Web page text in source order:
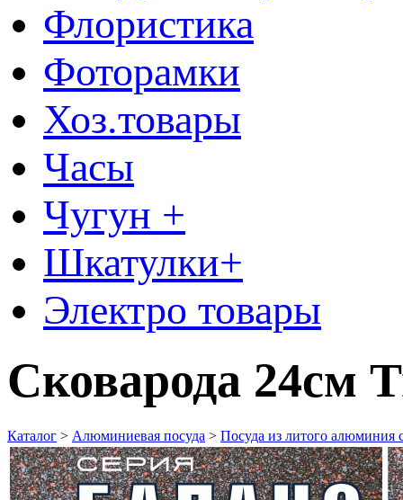
Флористика
Фоторамки
Хоз.товары
Часы
Чугун +
Шкатулки+
Электро товары
Сковарода 24см
Каталог > Алюминиевая посуда > Посуда из литого алюминия